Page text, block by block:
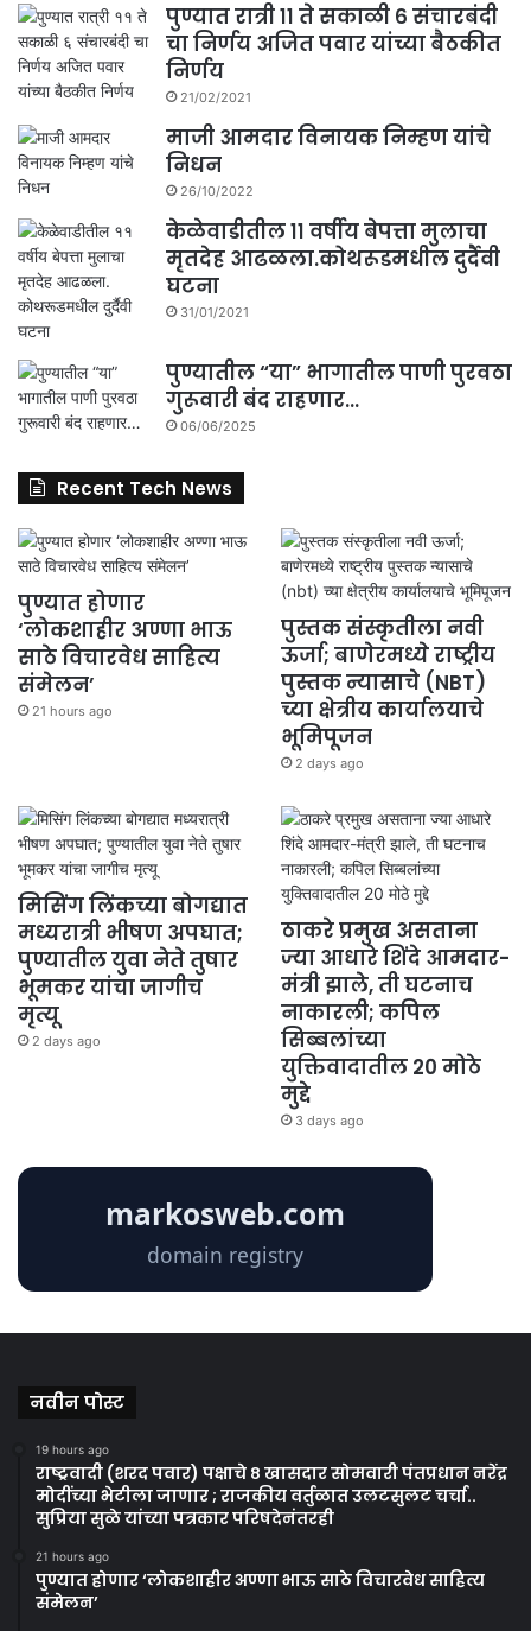
पुण्यात रात्री ११ ते सकाळी ६ संचारबंदी
चा निर्णय अजित पवार यांच्या बैठकीत
निर्णय
21/02/2021
माजी आमदार विनायक निम्हण यांचे
निधन
26/10/2022
केळेवाडीतील ११ वर्षीय बेपत्ता मुलाचा
मृतदेह आढळला.कोथरूडमधील दुर्दैवी
घटना
31/01/2021
पुण्यातील “या” भागातील पाणी पुरवठा
गुरूवारी बंद राहणार…
06/06/2025
Recent Tech News
पुण्यात होणार
‘लोकशाहीर अण्णा भाऊ
साठे विचारवेध साहित्य
संमेलन’
21 hours ago
पुस्तक संस्कृतीला नवी
ऊर्जा; बाणेरमध्ये राष्ट्रीय
पुस्तक न्यासाचे (NBT)
च्या क्षेत्रीय कार्यालयाचे
भूमिपूजन
2 days ago
मिसिंग लिंकच्या बोगद्यात
मध्यरात्री भीषण अपघात;
पुण्यातील युवा नेते तुषार
भूमकर यांचा जागीच
मृत्यू
2 days ago
ठाकरे प्रमुख असताना
ज्या आधारे शिंदे आमदार-
मंत्री झाले, ती घटनाच
नाकारली; कपिल
सिब्बलांच्या
युक्तिवादातील 20 मोठे
मुद्दे
3 days ago
नवीन पोस्ट
19 hours ago
राष्ट्रवादी (शरद पवार) पक्षाचे ८ खासदार सोमवारी पंतप्रधान नरेंद्र
मोदींच्या भेटीला जाणार ; राजकीय वर्तुळात उलटसुलट चर्चा..
सुप्रिया सुळे यांच्या पत्रकार परिषदेनंतरही
21 hours ago
पुण्यात होणार ‘लोकशाहीर अण्णा भाऊ साठे विचारवेध साहित्य
संमेलन’